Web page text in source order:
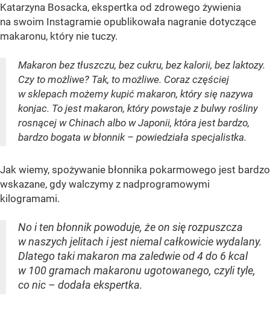
Katarzyna Bosacka, ekspertka od zdrowego żywienia
na swoim Instagramie opublikowała nagranie dotyczące
makaronu, który nie tuczy.
Makaron bez tłuszczu, bez cukru, bez kalorii, bez laktozy.
Czy to możliwe? Tak, to możliwe. Coraz częściej
w sklepach możemy kupić makaron, który się nazywa
konjac. To jest makaron, który powstaje z bulwy rośliny
rosnącej w Chinach albo w Japonii, która jest bardzo,
bardzo bogata w błonnik – powiedziała specjalistka.
Jak wiemy, spożywanie błonnika pokarmowego jest bardzo
wskazane, gdy walczymy z nadprogramowymi
kilogramami.
No i ten błonnik powoduje, że on się rozpuszcza
w naszych jelitach i jest niemal całkowicie wydalany.
Dlatego taki makaron ma zaledwie od 4 do 6 kcal
w 100 gramach makaronu ugotowanego, czyli tyle,
co nic – dodała ekspertka.